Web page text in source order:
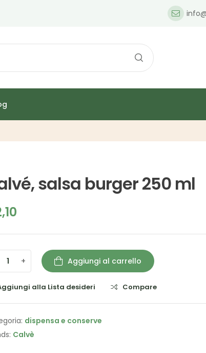
salsa burger 250 ml
+ Aggiungi al carrello
alla Lista desideri Compare
dispensa e conserve
Calvè